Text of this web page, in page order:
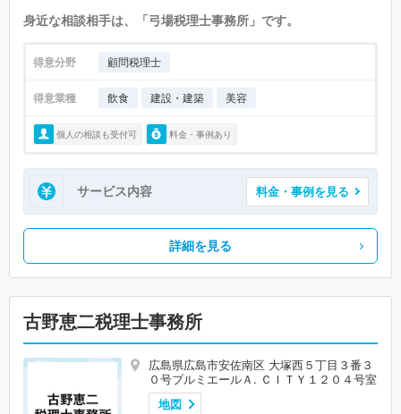
身近な相談相手は、「弓場税理士事務所」です。
得意分野 顧問税理士
得意業種 飲食 建設・建築 美容
個人の相談も受付可 料金・事例あり
サービス内容 料金・事例を見る
詳細を見る
古野恵二税理士事務所
広島県広島市安佐南区 大塚西５丁目３番３
０号プルミエールＡ. ＣＩＴＹ１２０４号室
地図